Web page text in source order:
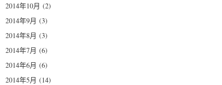
2014年10月 (2)
2014年9月 (3)
2014年8月 (3)
2014年7月 (6)
2014年6月 (6)
2014年5月 (14)